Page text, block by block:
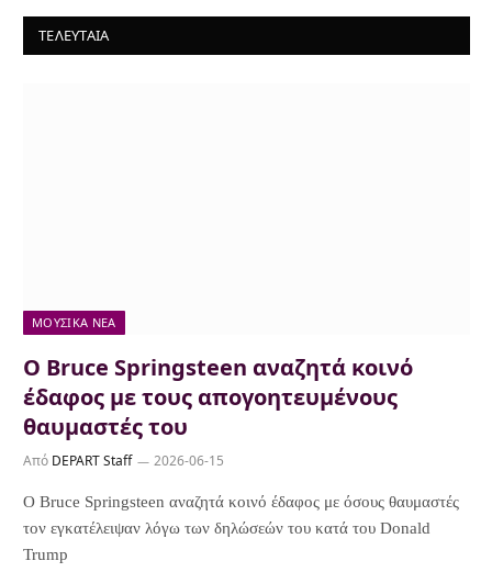
ΤΕΛΕΥΤΑΙΑ
ΜΟΥΣΙΚΆ ΝΈΑ
Ο Bruce Springsteen αναζητά κοινό
έδαφος με τους απογοητευμένους
θαυμαστές του
Από DEPART Staff 2026-06-15
Ο Bruce Springsteen αναζητά κοινό έδαφος με όσους θαυμαστές
τον εγκατέλειψαν λόγω των δηλώσεών του κατά του Donald
Trump